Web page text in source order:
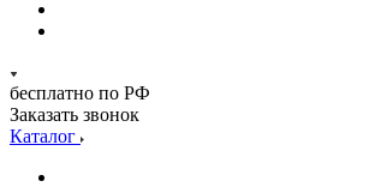
бесплатно по РФ
Заказать звонок
Каталог